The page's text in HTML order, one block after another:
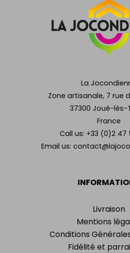
Livraison
Mentions
Conditions
Fidélité et
La
Zone artisanale, 7 rue
37300 Joué-lès-
France
Call us: +33 (0)2 47
Email us: